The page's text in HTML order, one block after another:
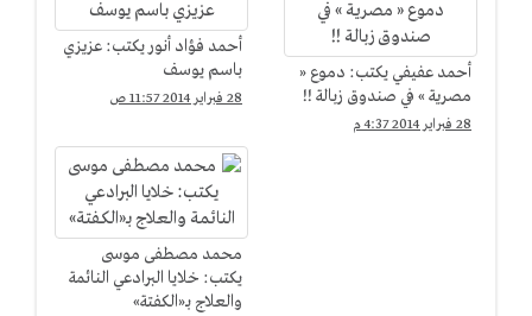
أحمد عفيفي يكتب: دموع «
مصرية » في صندوق زبالة !!
28 فبراير 2014 4:37 م
أحمد فؤاد أنور يكتب: عزيزي
باسم يوسف
28 فبراير 2014 11:57 ص
محمد مصطفى موسى
يكتب: خلايا البرادعي النائمة
والعلاج بـ«الكفتة»